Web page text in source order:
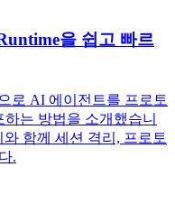
을 쉽고 빠르
로 AI 에이전트를 프로토
는 방법을 소개했습니
와 함께 세션 격리, 프로토
.